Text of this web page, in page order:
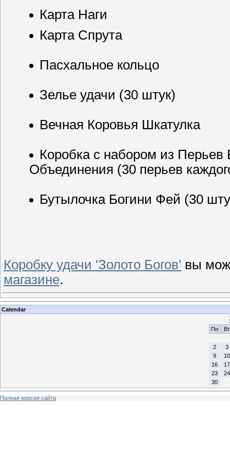
Карта Наги
Карта Спрута
Пасхальное кольцо
Зелье удачи (30 штук)
Вечная Коровья Шкатулка
Коробка с набором из
Объединения (30 перьев
Бутылочка Богини Фей (30
Коробку удачи 'Золото Богов' вы
магазине.
Calendar
Пн
Вт
2
3
9
10
16
17
23
24
30
Полная версия сайта